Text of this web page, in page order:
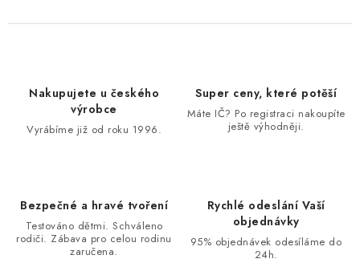
Nakupujete u českého
výrobce
Vyrábíme již od roku 1996.
Super ceny, které potěší
Máte IČ? Po registraci nakoupíte
ještě výhodněji.
Bezpečné a hravé tvoření
Testováno dětmi. Schváleno
rodiči. Zábava pro celou rodinu
zaručena.
Rychlé odeslání Vaší
objednávky
95% objednávek odesíláme do
24h.